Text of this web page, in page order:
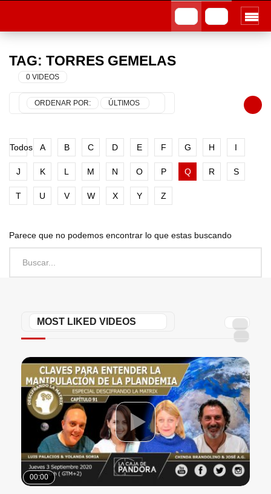
TAG: TORRES GEMELAS
0 VIDEOS
ORDENAR POR: ÚLTIMOS
Todos A B C D E F G H
I
J
K L M N O P Q R
S
T
U V W X Y Z
Parece que no podemos encontrar lo que estas buscando
MOST LIKED VIDEOS
00:00